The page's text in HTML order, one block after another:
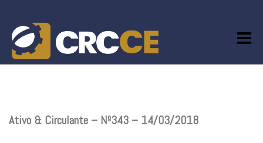
content
Ativo & Circulante – Nº343 – 14/03/2018